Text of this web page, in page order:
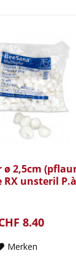
2,5cm
unsteril
8.40
Merken